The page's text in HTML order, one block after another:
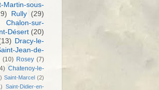
Martin-sous-
Rully
(29)
Chalon-sur-
Désert (20)
Dracy-le-
Jean-de-
(10) Rosey (7)
Chatenoy-le-
Saint-Marcel (2)
Saint-Didier-en-